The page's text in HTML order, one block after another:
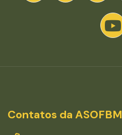
Contatos da ASOFBM